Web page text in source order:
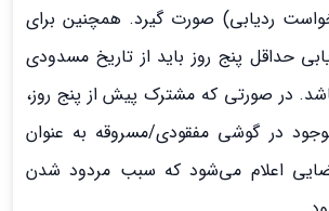
ردیابی) صورت گیرد. همچنین برای
حداقل پنج روز باید از تاریخ مسدودی
در صورتی که مشترک پیش از پنج روز،
در گوشی مفقودی/مسروقه به عنوان
اعلام می‌شود که سبب مردود شدن